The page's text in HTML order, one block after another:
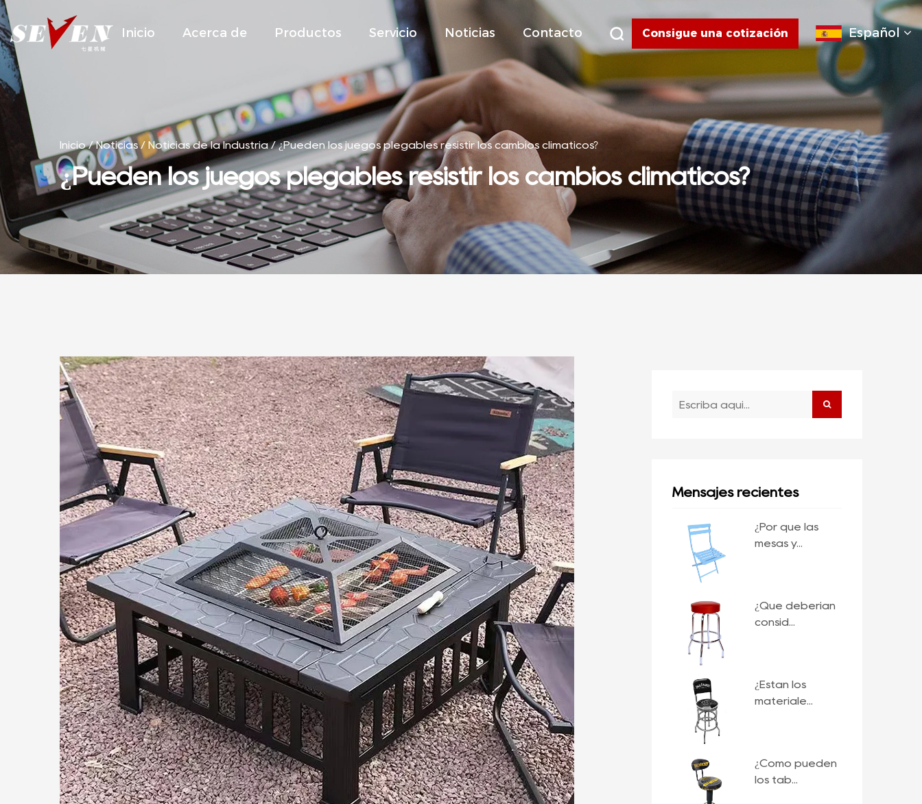
Inicio Acerca de Productos Servicio Noticias Contacto Consigue una cotización Español
Inicio/Noticias/ Noticias de la Industria/¿Pueden los juegos plegables resistir los cambios climáticos?
¿Pueden los juegos plegables resistir los cambios climáticos?
Mensajes recientes
¿Por qué las
mesas y...
¿Qué deberían
consid...
¿Están los
materiale...
¿Cómo pueden
los tab...